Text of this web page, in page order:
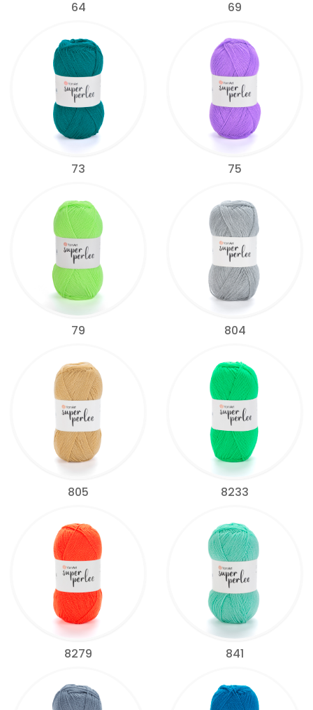
64 69
73 75
79 804
805 8233
8279 841